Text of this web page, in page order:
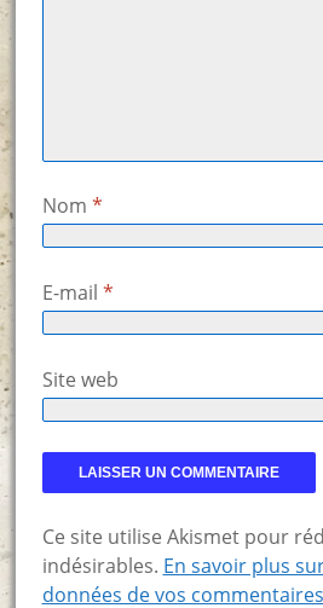
Nom *
E-mail *
Site web
Ce site utilise Akismet pour
indésirables. En savoir plus
données de vos